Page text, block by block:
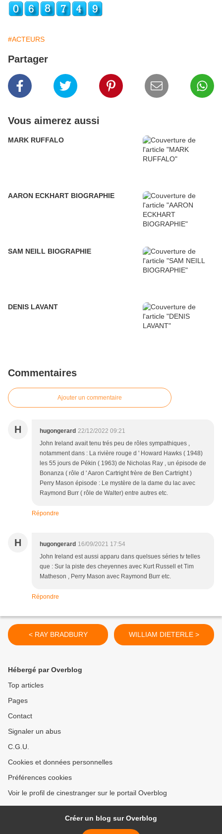
#ACTEURS
Partager
Vous aimerez aussi
MARK RUFFALO
AARON ECKHART BIOGRAPHIE
SAM NEILL BIOGRAPHIE
DENIS LAVANT
Commentaires
Ajouter un commentaire
H hugongerard 22/12/2022 09:21
John Ireland avait tenu trés peu de rôles sympathiques ,
notamment dans : La rivière rouge d ' Howard Hawks ( 1948)
les 55 jours de Pékin ( 1963) de Nicholas Ray , un épisode de
Bonanza ( rôle d ' Aaron Cartright frère de Ben Cartright )
Perry Mason épisode : Le mystère de la dame du lac avec
Raymond Burr ( rôle de Walter) entre autres etc.
Répondre
H hugongerard 16/09/2021 17:54
John Ireland est aussi apparu dans quelsues séries tv telles
que : Sur la piste des cheyennes avec Kurt Russell et Tim
Matheson , Perry Mason avec Raymond Burr etc.
Répondre
< RAY BRADBURY WILLIAM DIETERLE >
Hébergé par Overblog
Top articles
Pages
Contact
Signaler un abus
C.G.U.
Cookies et données personnelles
Préférences cookies
Voir le profil de cinestranger sur le portail Overblog
Créer un blog sur Overblog